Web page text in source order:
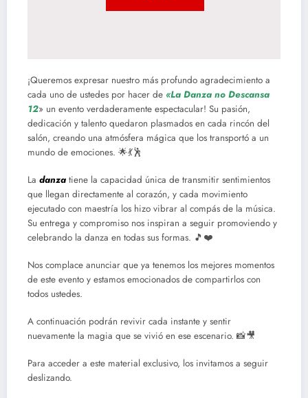
¡Queremos expresar nuestro más profundo agradecimiento a
cada uno de ustedes por hacer de «La Danza no Descansa
12» un evento verdaderamente espectacular! Su pasión,
dedicación y talento quedaron plasmados en cada rincón del
salón, creando una atmósfera mágica que los transportó a un
mundo de emociones. 🌟💃🕺
La danza tiene la capacidad única de transmitir sentimientos
que llegan directamente al corazón, y cada movimiento
ejecutado con maestría los hizo vibrar al compás de la música.
Su entrega y compromiso nos inspiran a seguir promoviendo y
celebrando la danza en todas sus formas. 🎵❤️
Nos complace anunciar que ya tenemos los mejores momentos
de este evento y estamos emocionados de compartirlos con
todos ustedes.
A continuación podrán revivir cada instante y sentir
nuevamente la magia que se vivió en ese escenario. 📸🎥
Para acceder a este material exclusivo, los invitamos a seguir
deslizando.